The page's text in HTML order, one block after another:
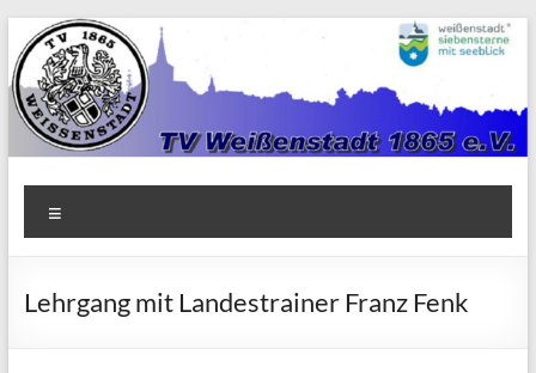
Zum
Inhalt
springen
TV
1865
Weißenstadt
e.V.
Lehrgang mit Landestrainer Franz Fenk